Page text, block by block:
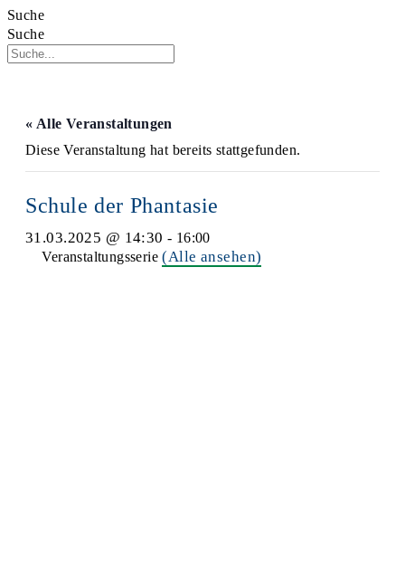
Suche
Suche
« Alle Veranstaltungen
Diese Veranstaltung hat bereits stattgefunden.
Schule der Phantasie
31.03.2025 @ 14:30 - 16:00
Veranstaltungsserie(Alle ansehen)